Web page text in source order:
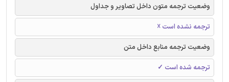
وضعیت ترجمه متون داخل تصاویر و جداول
ترجمه نشده است ☓
وضعیت ترجمه منابع داخل متن
ترجمه شده است ✓